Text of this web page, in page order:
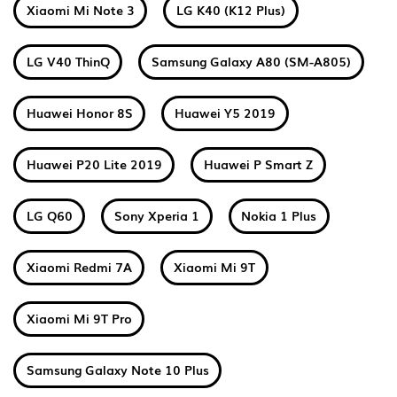
Xiaomi Mi Note 3 LG K40 (K12 Plus)
LG V40 ThinQ Samsung Galaxy A80 (SM-A805)
Huawei Honor 8S Huawei Y5 2019
Huawei P20 Lite 2019 Huawei P Smart Z
LG Q60 Sony Xperia 1 Nokia 1 Plus
Xiaomi Redmi 7A Xiaomi Mi 9T
Xiaomi Mi 9T Pro
Samsung Galaxy Note 10 Plus